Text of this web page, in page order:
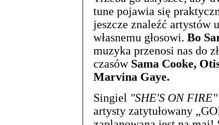
tune pojawia się
jeszcze znaleźć artystów
własnemu głosowi. Bo
muzyka przenosi nas do
czasów Sama Cooke,
Marvina Gaye.
Singiel "SHE'S ON FIRE"
artysty zatytułowany